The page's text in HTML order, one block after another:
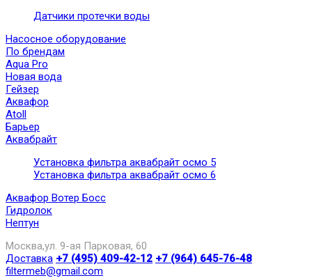
Датчики протечки воды
Насосное оборудование
По брендам
Aqua Pro
Новая вода
Гейзер
Аквафор
Atoll
Барьер
Аквабрайт
Установка фильтра аквабрайт осмо 5
Установка фильтра аквабрайт осмо 6
Аквафор Вотер Босс
Гидролок
Нептун
Москва,ул. 9-ая Парковая, 60
Доставка +7 (495) 409-42-12 +7 (964) 645-76-48
filtermeb@gmail.com